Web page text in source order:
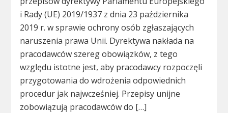
i Rady (UE) 2019/1937 z dnia 23 października
2019 r. w sprawie ochrony osób zgłaszających
naruszenia prawa Unii. Dyrektywa nakłada na
pracodawców szereg obowiązków, z tego
względu istotne jest, aby pracodawcy rozpoczęli
przygotowania do wdrożenia odpowiednich
procedur jak najwcześniej. Przepisy unijne
zobowiązują pracodawców do […]